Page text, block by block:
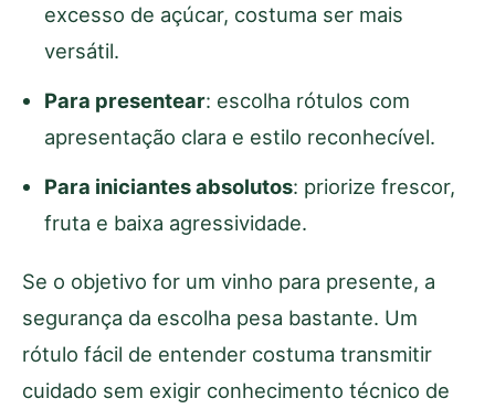
excesso de açúcar, costuma ser mais
versátil.
Para presentear: escolha rótulos com
apresentação clara e estilo reconhecível.
Para iniciantes absolutos: priorize frescor,
fruta e baixa agressividade.
Se o objetivo for um vinho para presente, a
segurança da escolha pesa bastante. Um
rótulo fácil de entender costuma transmitir
cuidado sem exigir conhecimento técnico de